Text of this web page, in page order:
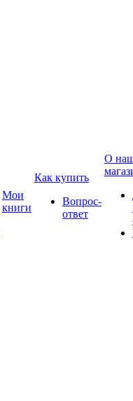
Мои
книги
Как купить
Вопрос-
ответ
О